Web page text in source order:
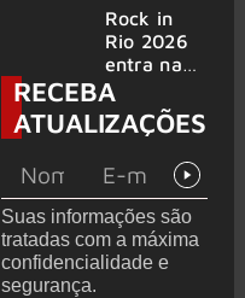
mais de 50
bandas
‘Unshatter’
e álbum ao
vivo são
anunciados
Rock in
Rio 2026
entra na
reta final
com
Cidade do
montagem
acelerada
e line-up
completo
confirmad
RECEBA
ATUALIZAÇÕES
Suas informações são
tratadas com a máxima
confidencialidade e
segurança.